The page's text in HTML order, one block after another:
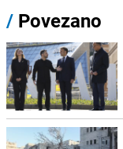
/ Povezano